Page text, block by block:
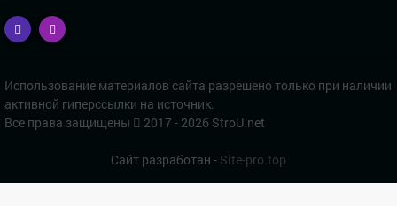
Использование материалов сайта разрешено только при наличии
активной гиперссылки на источник.
Все права защищены
2017 - 2026 StroU.net
Сайт разработан - Site-pro.top